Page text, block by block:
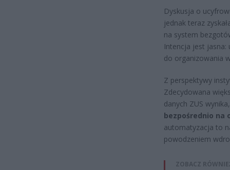
Dyskusja o
jednak teraz
na system
Intencja jest
do organizowania
Z perspektywy
Zdecydowana
danych ZUS
bezpośrednio na
automatyzacja to
powodzeniem
ZOBACZ